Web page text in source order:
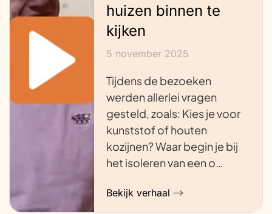
huizen binnen te
kijken
5 november 2025
Tijdens de bezoeken
werden allerlei vragen
gesteld, zoals: Kies je voor
kunststof of houten
kozijnen? Waar begin je bij
het isoleren van een o…
Bekijk verhaal